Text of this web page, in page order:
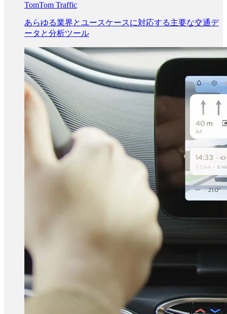
TomTom Traffic
あらゆる業界とユースケースに対応する主要な交通デ
ータと分析ツール